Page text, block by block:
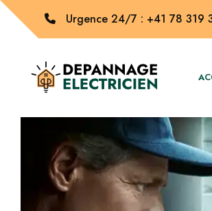
Urgence 24/7 : +41 78 319